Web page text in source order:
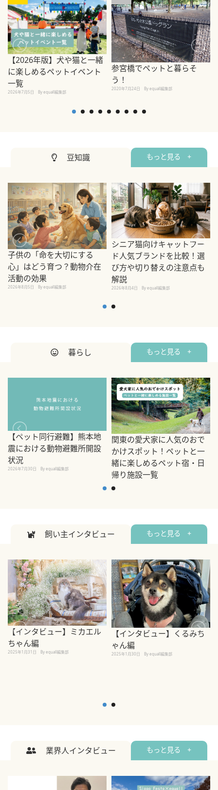
【2026年版】犬や猫と一緒
に楽しめるペットイベント
一覧
2026年7月5日 By equall編集部
参宮橋でペットと暮らそ
う！
2020年7月24日 By equall編集部
豆知識 もっと見る +
子供の「命を大切にする
心」はどう育つ？動物介在
活動の効果
2026年8月5日 By equall編集部
シニア猫向けキャットフー
ド人気ブランドを比較！選
び方や切り替えの注意点も
解説
2026年8月4日 By equall編集部
暮らし もっと見る +
【ペット同行避難】熊本地
震における動物避難所開設
状況
2026年7月30日 By equall編集部
関東の愛犬家に人気のおで
かけスポット！ペットと一
緒に楽しめるペット宿・日
帰り施設一覧
飼い主インタビュー もっと見る +
【インタビュー】ミカエル
ちゃん編
2025年1月31日 By equall編集部
【インタビュー】くるみち
ゃん編
2025年1月30日 By equall編集部
業界人インタビュー もっと見る +